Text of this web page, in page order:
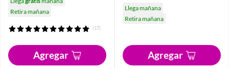
Retira mañana
(17)
Agregar
Llega mañana
Retira mañana
Agregar